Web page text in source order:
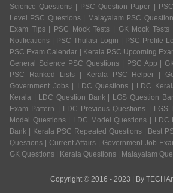
Science Questions | PSC Question Paper |
Level PSC Questions | Malayalam PSC
Exam Tips | PSC Mock Tests | GK Mock
Notifications | PSC Thulasi Login | PSC Profile
PSC Exam Calendar | Kerala PSC Upcoming
General Science PSC Questions | PSC App |
PSC Ranked Lists | Kerala PSC Helper |
Government Jobs | LDC Questions | LDC
Kerala | LDC Question Bank | LGS Question
Exam Pattern | LDC Previous Questions | LGS
Model Questions | LDC Model Questions | LDC
Bank | Kerala PSC Repeated Questions | Best
Questions | Current Affairs | Government Job
GK Questions | Kerala Questions | Malayalam
Copyright © 2016 - 2023 | By